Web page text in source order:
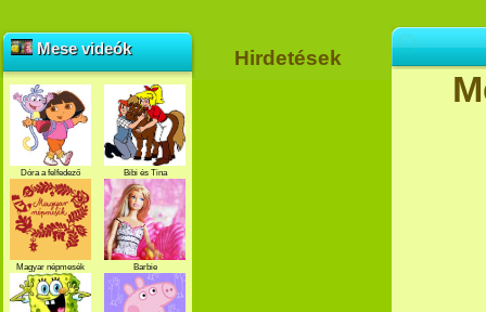
Mese videók
Dóra a felfedező Bibi és Tina
Magyar népmesék Barbie
Hirdetések